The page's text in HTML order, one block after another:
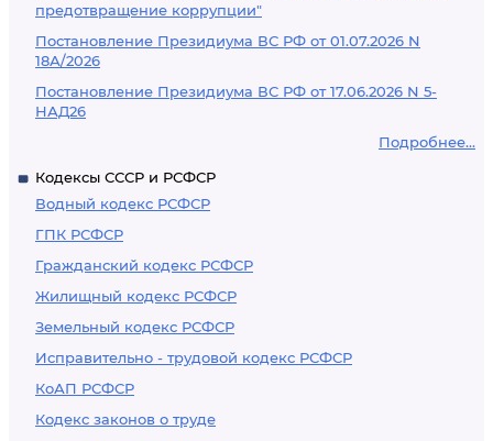
предотвращение коррупции"
Постановление Президиума ВС РФ от 01.07.2026 N
18А/2026
Постановление Президиума ВС РФ от 17.06.2026 N 5-
НАД26
Подробнее...
Кодексы СССР и РСФСР
Водный кодекс РСФСР
ГПК РСФСР
Гражданский кодекс РСФСР
Жилищный кодекс РСФСР
Земельный кодекс РСФСР
Исправительно - трудовой кодекс РСФСР
КоАП РСФСР
Кодекс законов о труде